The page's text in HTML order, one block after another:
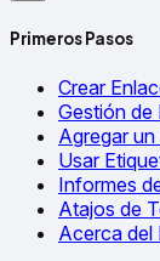
Primeros Pasos
Crear
Gestión de
Agregar
Usar
Informes
Atajos de
Acerca del